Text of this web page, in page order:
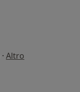
· Altro